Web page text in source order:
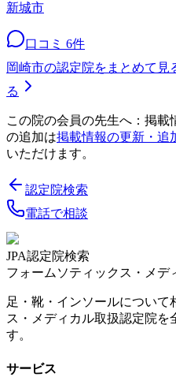
新城市
口コミ 6件
岡崎市の認定院をまとめて見
る
この院の会員の先生へ：掲
の追加は掲載情報の更新・追
いただけます。
認定院検索
電話で相談
JPA認定院検索
フォームソティックス・メデ
足・靴・インソールについて
ス・メディカル取扱認定院
す。
サービス